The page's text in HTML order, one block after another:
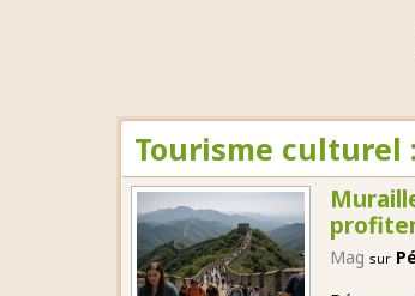
Tourisme culturel
Mag sur